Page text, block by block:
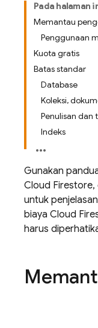
Pada halaman
Memantau
Penggunaan
Kuota gratis
Batas standar
Database
Koleksi,
Penulisan dan
Indeks
Gunakan
Cloud Firestore,
untuk
biaya Cloud
harus